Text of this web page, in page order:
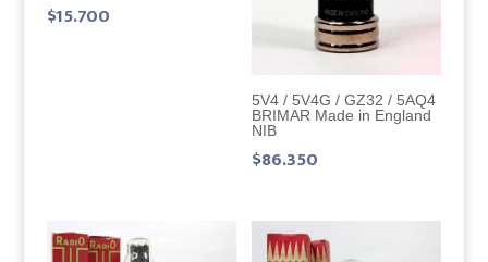
$15.700
5V4 / 5V4G / GZ32 / 5AQ4
BRIMAR Made in England
NIB
$86.350